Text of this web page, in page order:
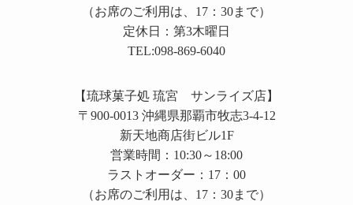
（お席のご利用は、17：30まで）
定休日：第3木曜日
TEL:098-869-6040
【琉球菓子処 琉宮 サンライズ店】
〒900-0013 沖縄県那覇市牧志3-4-12
新天地商店街ビル1F
営業時間：10:30～18:00
ラストオーダー：17：00
（お席のご利用は、17：30まで）